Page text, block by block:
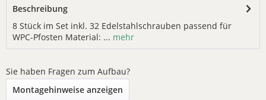
Beschreibung
8 Stück im Set inkl. 32 Edelstahlschrauben passend für
WPC-Pfosten Material: ... mehr
Sie haben Fragen zum Aufbau?
Montagehinweise anzeigen